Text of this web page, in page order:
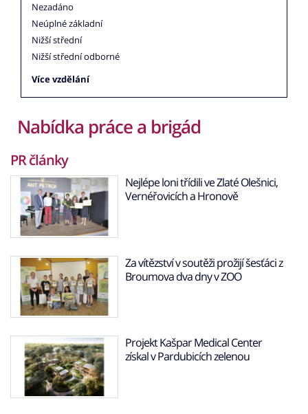
Nezadáno
Neúplné základní
Nižší střední
Nižší střední odborné
Více vzdělání
Nabídka práce a brigád
PR články
Nejlépe loni třídili ve Zlaté Olešnici,
Vernéřovicích a Hronově
Za vítězství v soutěži prožijí šesťáci z
Broumova dva dny v ZOO
Projekt Kašpar Medical Center
získal v Pardubicích zelenou